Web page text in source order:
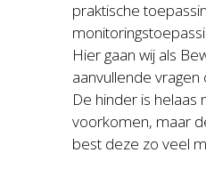
praktische
Hier gaan wij als
aanvullende vragen
De hinder is helaas
voorkomen, maar
best deze zo veel